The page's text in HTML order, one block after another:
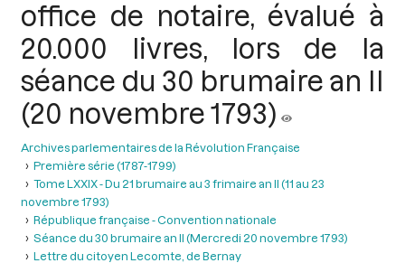
office de notaire, évalué à
20.000 livres, lors de la
séance du 30 brumaire an II
(20 novembre 1793)
Archives parlementaires de la Révolution Française
Première série (1787-1799)
Tome LXXIX - Du 21 brumaire au 3 frimaire an II (11 au 23
novembre 1793)
République française - Convention nationale
Séance du 30 brumaire an II (Mercredi 20 novembre 1793)
Lettre du citoyen Lecomte, de Bernay